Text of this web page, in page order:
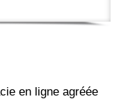
en ligne agréée